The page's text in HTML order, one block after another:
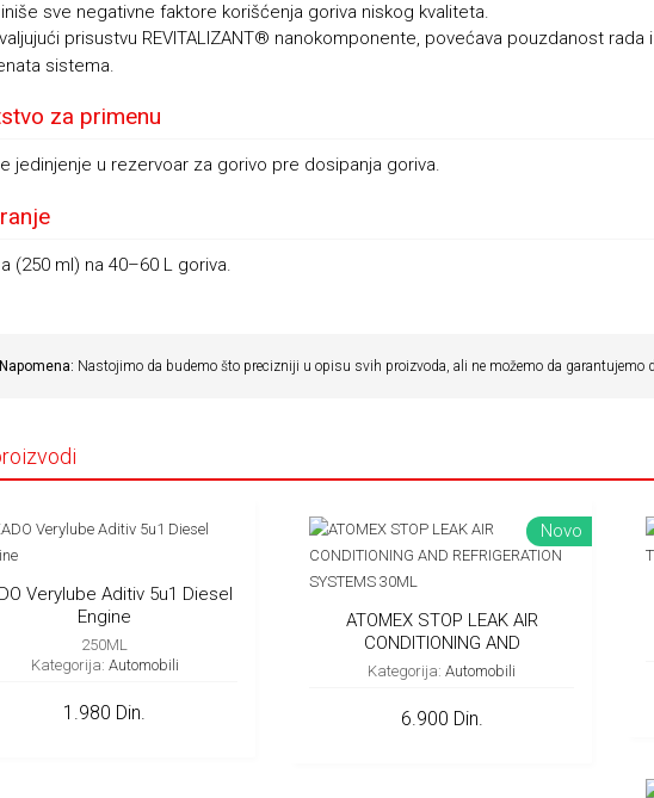
sve negativne faktore korišćenja goriva niskog kvaliteta.
prisustvu REVITALIZANT® nanokomponente, povećava pouzdanost rada
sistema.
za primenu
jedinjenje u rezervoar za gorivo pre dosipanja goriva.
(250 ml) na 40–60 L goriva.
Nastojimo da budemo što precizniji u opisu svih proizvoda, ali ne možemo da garantujemo
Verylube Aditiv 5u1 Diesel
Engine
250ML
Kategorija: Automobili
1.980 Din.
Novo
ATOMEX STOP LEAK AIR
CONDITIONING AND
REFRIGERATION SYSTEMS 30ML
Kategorija:Automobili
6.900 Din.